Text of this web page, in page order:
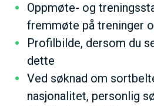
Oppmøte- og
fremmøte på treninger
Profilbilde, dersom du
dette
Ved søknad om
nasjonalitet, personlig